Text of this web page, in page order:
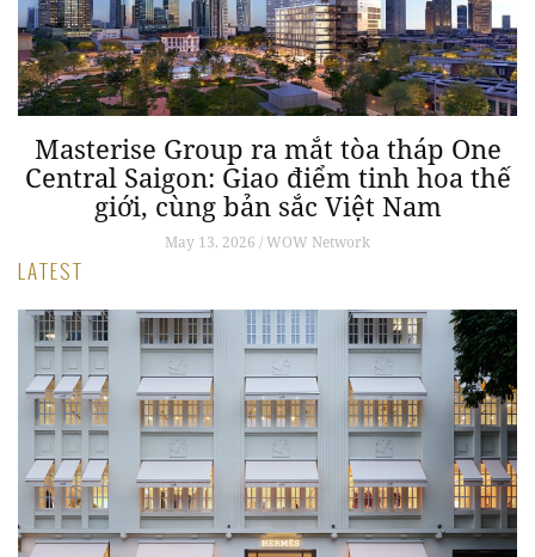
Masterise Group ra mắt tòa tháp One
Central Saigon: Giao điểm tinh hoa thế
giới, cùng bản sắc Việt Nam
May 13, 2026 / WOW Network
LATEST